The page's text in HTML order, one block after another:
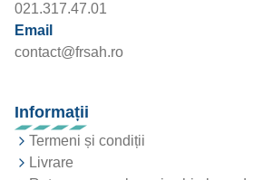
021.317.47.01
Email
contact@frsah.ro
Informații
Termeni și condiții
Livrare